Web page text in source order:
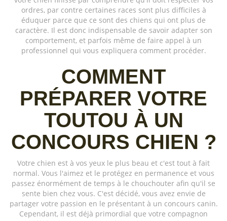
ordres, par contre certaines races sont plus difficiles à
éduquer parce que ce sont des chiens qui ont plus de
caractère. Il est donc indispensable de savoir adapter son
comportement, et parfois même de faire appel à un
professionnel qui vous expliquera comment procéder.
COMMENT
PRÉPARER VOTRE
TOUTOU À UN
CONCOURS CHIEN ?
Votre chien est à vos yeux le plus beau et c'est tout à fait
normal. Vous l'aimez et le protégez en permanence et vous
passez énormément de temps à le chouchouter afin qu'il se
sente bien chez vous. C'est décidé, vous avez envie de
partager votre passion en le présentant à un concours canin.
Cependant, il est déjà primordial que votre compagnon